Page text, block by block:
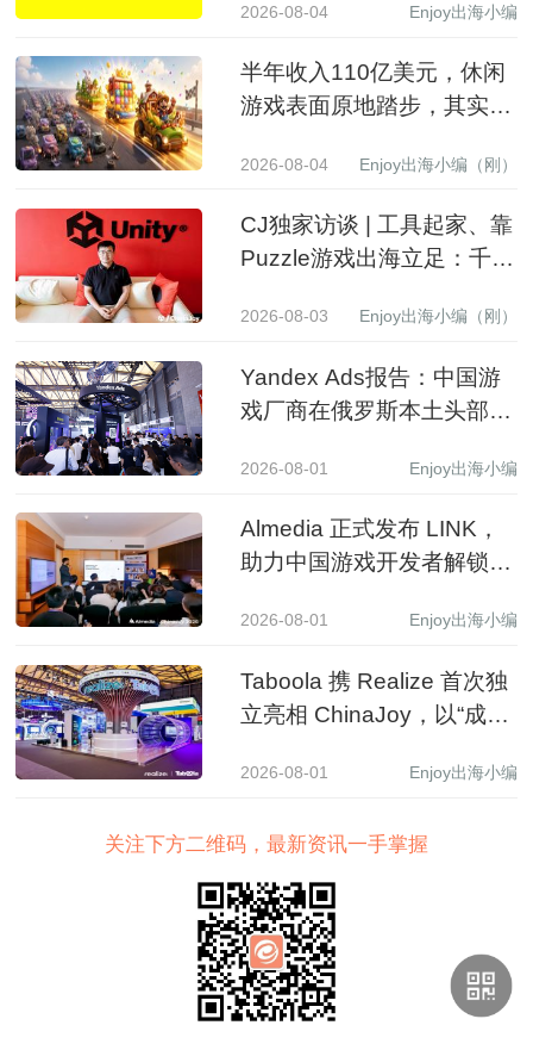
至15.99亿美元
2026-08-04 Enjoy出海小编
半年收入110亿美元，休闲
游戏表面原地踏步，其实已
2026-08-04 Enjoy出海小编（刚）
CJ独家访谈 | 工具起家、靠
Puzzle游戏出海立足：千万
2026-08-03 Enjoy出海小编（刚）
Yandex Ads报告：中国游
戏厂商在俄罗斯本土头部应
2026-08-01 Enjoy出海小编
Almedia 正式发布 LINK，
助力中国游戏开发者解锁收
2026-08-01 Enjoy出海小编
Taboola 携 Realize 首次独
立亮相 ChinaJoy，以“成长
全球增长新图景
2026-08-01 Enjoy出海小编
关注下方二维码，最新资讯一手掌握